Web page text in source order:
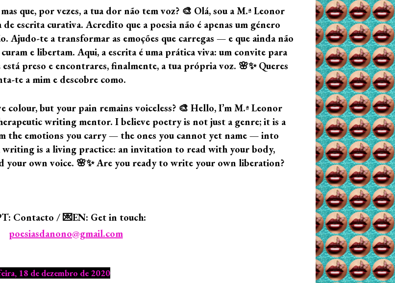
que, por vezes, a tua dor não tem voz? 🎨 Olá, sou a M.ª Leonor
escrita curativa. Acredito que a poesia não é apenas um género
Ajudo-te a transformar as emoções que carregas — e que ainda não
e libertam. Aqui, a escrita é uma prática viva: um convite para
preso e encontrares, finalmente, a tua própria voz. 🌸✨ Queres
te a mim e descobre como.
colour, but your pain remains voiceless? 🎨 Hello, I’m M.ª Leonor
writing mentor. I believe poetry is not just a genre; it is a
emotions you carry — the ones you cannot yet name — into
writing is a living practice: an invitation to read with your body,
own voice. 🌸✨ Are you ready to write your own liberation?
Contacto / 💌EN: Get in touch:
poesiasdanono@gmail.com
18 de dezembro de 2020